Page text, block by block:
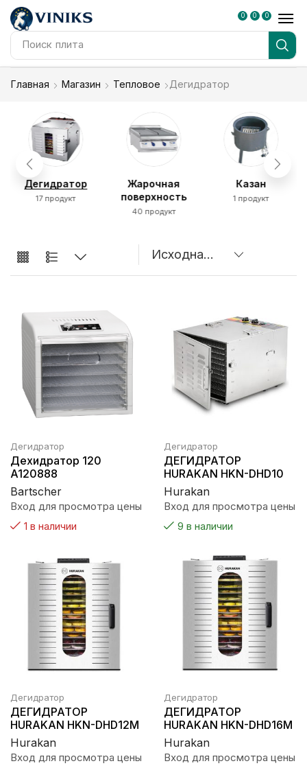
Поиск плита
0 0 0
Главная Магазин Тепловое Дегидратор
Дегидратор
17 продукт
Жарочная
поверхность
40 продукт
Казан
1 продукт
Дегидратор
Дехидратор 120
A120888
Bartscher
Вход для просмотра цены
1 в наличии
Дегидратор
ДЕГИДРАТОР
HURAKAN HKN-DHD10
Hurakan
Вход для просмотра цены
9 в наличии
Дегидратор
ДЕГИДРАТОР
HURAKAN HKN-DHD12M
Hurakan
Вход для просмотра цены
Дегидратор
ДЕГИДРАТОР
HURAKAN HKN-DHD16M
Hurakan
Вход для просмотра цены